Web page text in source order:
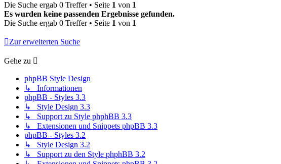
Die Suche ergab 0 Treffer • Seite 1 von 1
Es wurden keine passenden Ergebnisse gefunden.
Die Suche ergab 0 Treffer • Seite 1 von 1
Zur erweiterten Suche
Gehe zu
phpBB Style Design
↳ Informationen
phpBB - Styles 3.3
↳ Style Design 3.3
↳ Support zu Style phphBB 3.3
↳ Extensionen und Snippets phpBB 3.3
phpBB - Styles 3.2
↳ Style Design 3.2
↳ Support zu den Style phphBB 3.2